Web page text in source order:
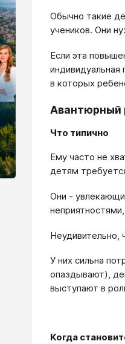
Обычно такие
учеников. Они
Если эта
в которых
Авантюрный
Что типично
Ему часто не
детям
Они -
Неудивительно,
У них сильна
опаздывают),
выступают в
Когда